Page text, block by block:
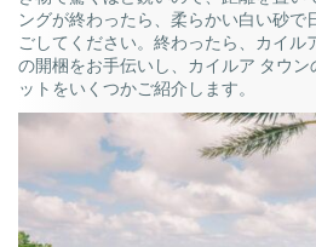
ングが終わったら、柔らかい白い砂で
ごしてください。 終わったら、カイル
の開梱をお手伝いし、カイルア タウ
ットをいくつかご紹介します。